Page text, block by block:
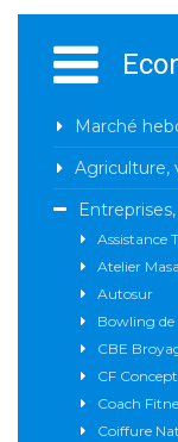
Marché
Agriculture,
Assistance
Atelier Masa
Autosur
Bowling de
CBE
CF Concept
Coach
Coiffure